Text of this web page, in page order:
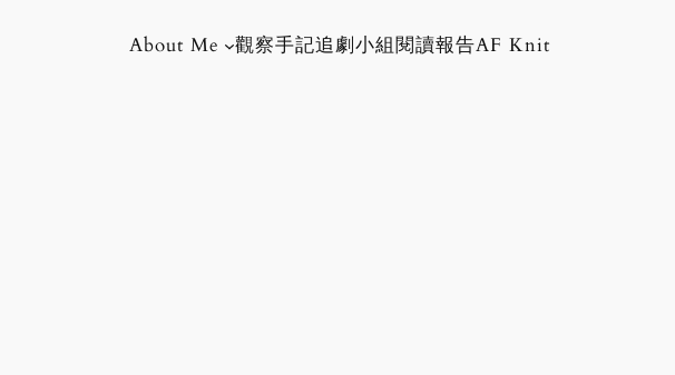
About Me 觀察手記追劇小組閱讀報告AF Knit